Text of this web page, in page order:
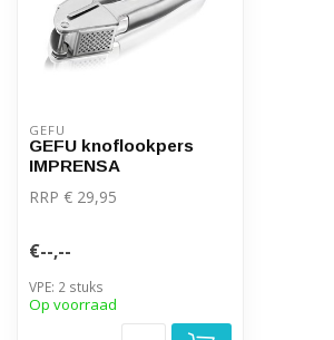
GEFU
GEFU knoflookpers
IMPRENSA
RRP € 29,95
€--,--
VPE: 2 stuks
Op voorraad